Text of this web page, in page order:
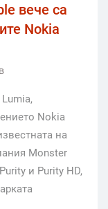
вече са
Nokia
Nokia
на
Monster
и Purity HD,